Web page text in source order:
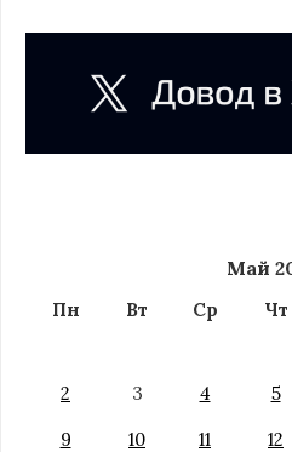
Май
Пн Вт Ср Чт
2
3 4 5
9
10 11 12